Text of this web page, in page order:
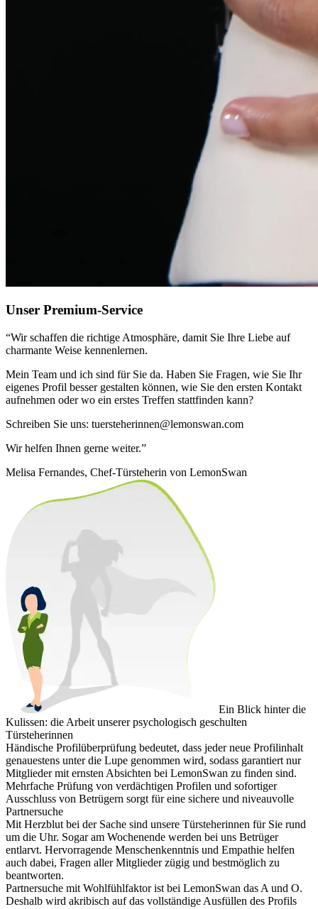
Unser Premium-Service
“Wir schaffen die richtige Atmosphäre, damit Sie Ihre Liebe auf
charmante Weise kennenlernen.
Mein Team und ich sind für Sie da. Haben Sie Fragen, wie Sie Ihr
eigenes Profil besser gestalten können, wie Sie den ersten Kontakt
aufnehmen oder wo ein erstes Treffen stattfinden kann?
Schreiben Sie uns: tuersteherinnen@lemonswan.com
Wir helfen Ihnen gerne weiter.”
Melisa Fernandes, Chef-Türsteherin von LemonSwan
Ein Blick hinter die
Kulissen: die Arbeit unserer psychologisch geschulten
Türsteherinnen
Händische Profilüberprüfung bedeutet, dass jeder neue Profilinhalt
genauestens unter die Lupe genommen wird, sodass garantiert nur
Mitglieder mit ernsten Absichten bei LemonSwan zu finden sind.
Mehrfache Prüfung von verdächtigen Profilen und sofortiger
Ausschluss von Betrügern sorgt für eine sichere und niveauvolle
Partnersuche
Mit Herzblut bei der Sache sind unsere Türsteherinnen für Sie rund
um die Uhr. Sogar am Wochenende werden bei uns Betrüger
entlarvt. Hervorragende Menschenkenntnis und Empathie helfen
auch dabei, Fragen aller Mitglieder zügig und bestmöglich zu
beantworten.
Partnersuche mit Wohlfühlfaktorist bei LemonSwan das A und O.
Deshalb wird akribisch auf das vollständige Ausfüllen des Profils